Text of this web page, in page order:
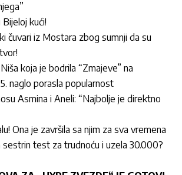
kući!
čuvari iz Mostara zbog sumnji da su
koja je bodrila “Zmajeve” na
naglo porasla popularnost
Asmina i Aneli: “Najbolje je direktno
Ona je završila sa njim za sva vremena
test za trudnoću i uzela 30.000?